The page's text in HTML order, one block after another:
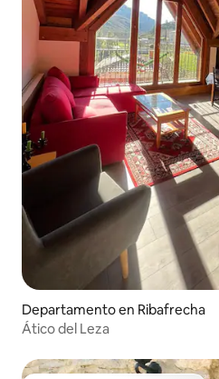
Departamento en Ribafrecha
Ático del Leza